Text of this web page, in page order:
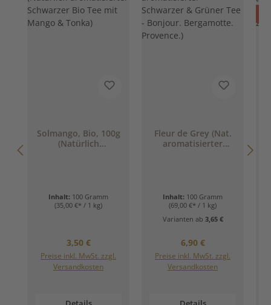
Solmango, Bio, 100g
(Natürlich
Inhalt: 100 Gramm
(35,00 €* / 1 kg)
Regulärer Preis:
3,50 €
Preise inkl. MwSt. zzgl.
Versandkosten
Fleur de Grey (Nat.
aromatisierter
Inhalt: 100 Gramm
(69,00 €* / 1 kg)
Varianten ab 3,65 €
Regulärer Preis:
6,90 €
Preise inkl. MwSt. zzgl.
Versandkosten